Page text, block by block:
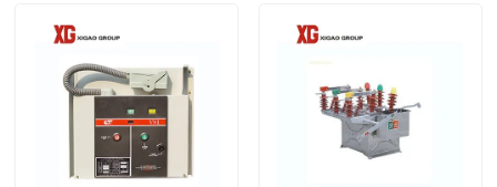
Sobre nós
Excursão da fábrica
Controle da qualidade